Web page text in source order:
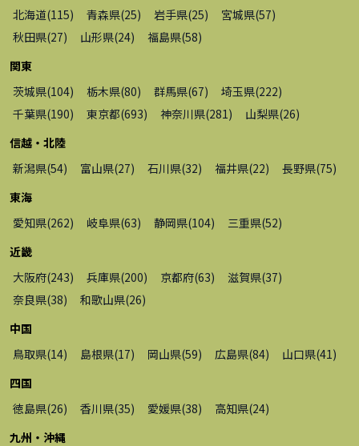
北海道(115) 青森県(25) 岩手県(25) 宮城県(57)
秋田県(27) 山形県(24) 福島県(58)
関東
茨城県(104) 栃木県(80) 群馬県(67) 埼玉県(222)
千葉県(190) 東京都(693) 神奈川県(281 ) 山梨県(26)
信越・北陸
新潟県(54) 富山県(27) 石川県(32) 福井県(22) 長野県(75)
東海
愛知県(262) 岐阜県(63) 静岡県(104) 三重県(52)
近畿
大阪府(243) 兵庫県(200) 京都府(63) 滋賀県(37)
奈良県(38) 和歌山県(26)
中国
鳥取県(14) 島根県(17) 岡山県(59) 広島県(84) 山口県(41 )
四国
徳島県(26) 香川県(35) 愛媛県(38) 高知県(24)
九州・沖縄